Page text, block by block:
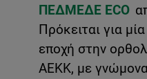
ΠΕΔΜΕΔΕ ECO
Πρόκειται για
εποχή στην
ΑΕΚΚ, με γνώμονα